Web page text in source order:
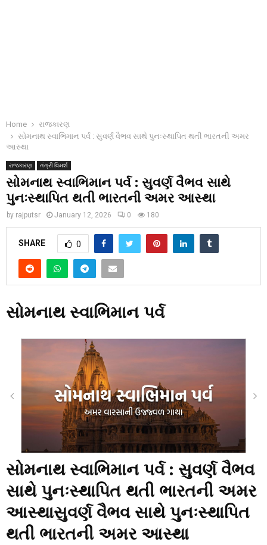
Home
રાજકારણ
સોમનાથ સ્વાભિમાન પર્વ : સુવર્ણ વૈભવ સાથે પુનઃસ્થાપિત થતી ભારતની અમર
આસ્થા
રાજકારણ તંત્રી વિમર્શ
સોમનાથ સ્વાભિમાન પર્વ : સુવર્ણ વૈભવ સાથે
પુનઃસ્થાપિત થતી ભારતની અમર આસ્થા
by rajputsr January 12, 2026 0 180
SHARE 0
સોમનાથ સ્વાભિમાન પર્વ
સોમનાથ સ્વાભિમાન પર્વ : સુવર્ણ વૈભવ
સાથે પુનઃસ્થાપિત થતી ભારતની અમર
આસ્થાસુવર્ણ વૈભવ સાથે પુનઃસ્થાપિત
થતી ભારતની અમર આસ્થા